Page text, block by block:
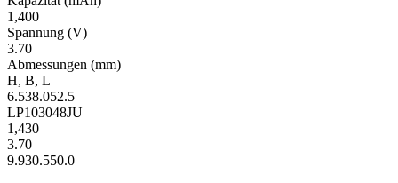
1,400
Span­nung (V)
3.70
Ab­mes­sungen (mm)
H, B, L
6.538.052.5
LP103048JU
1,430
3.70
9.930.550.0